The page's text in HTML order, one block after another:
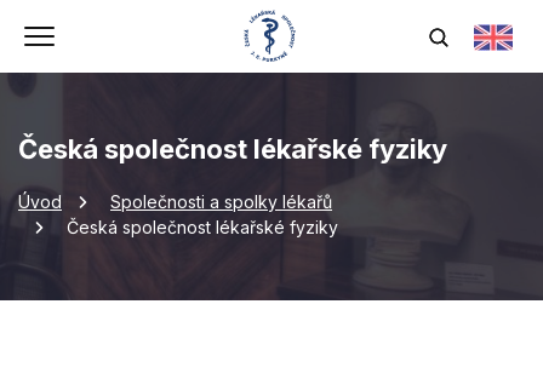
Česká společnost lékařské fyziky
Úvod
Společnosti a spolky lékařů
Česká společnost lékařské fyziky